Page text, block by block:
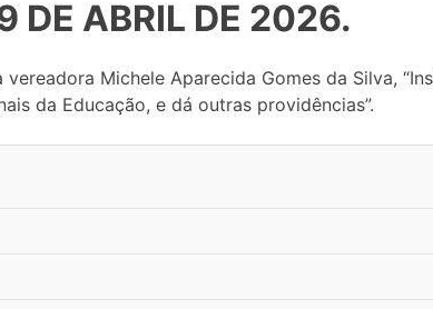
DE ABRIL DE 2026.
Michele Aparecida Gomes da Silva,
da Educação, e dá outras providências”.